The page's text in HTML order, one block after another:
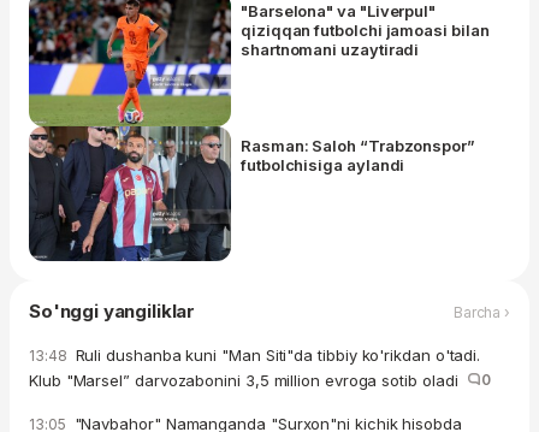
"Barselona" va "Liverpul"
qiziqqan futbolchi jamoasi bilan
shartnomani uzaytiradi
Rasman: Saloh “Trabzonspor”
futbolchisiga aylandi
So'nggi yangiliklar Barcha ›
13:48 Ruli dushanba kuni "Man Siti"da tibbiy ko'rikdan o'tadi.
Klub "Marsel” darvozabonini 3,5 million evroga sotib oladi
0
13:05 "Navbahor" Namanganda "Surxon"ni kichik hisobda